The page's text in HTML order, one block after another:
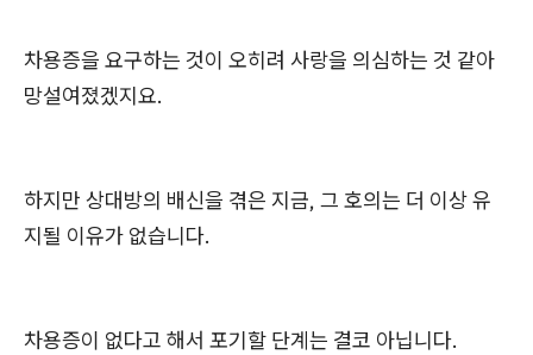
차용증을 요구하는 것이 오히려 사랑을 의심하는 것 같아
망설여졌겠지요.
하지만 상대방의 배신을 겪은 지금, 그 호의는 더 이상 유
지될 이유가 없습니다.
차용증이 없다고 해서 포기할 단계는 결코 아닙니다.